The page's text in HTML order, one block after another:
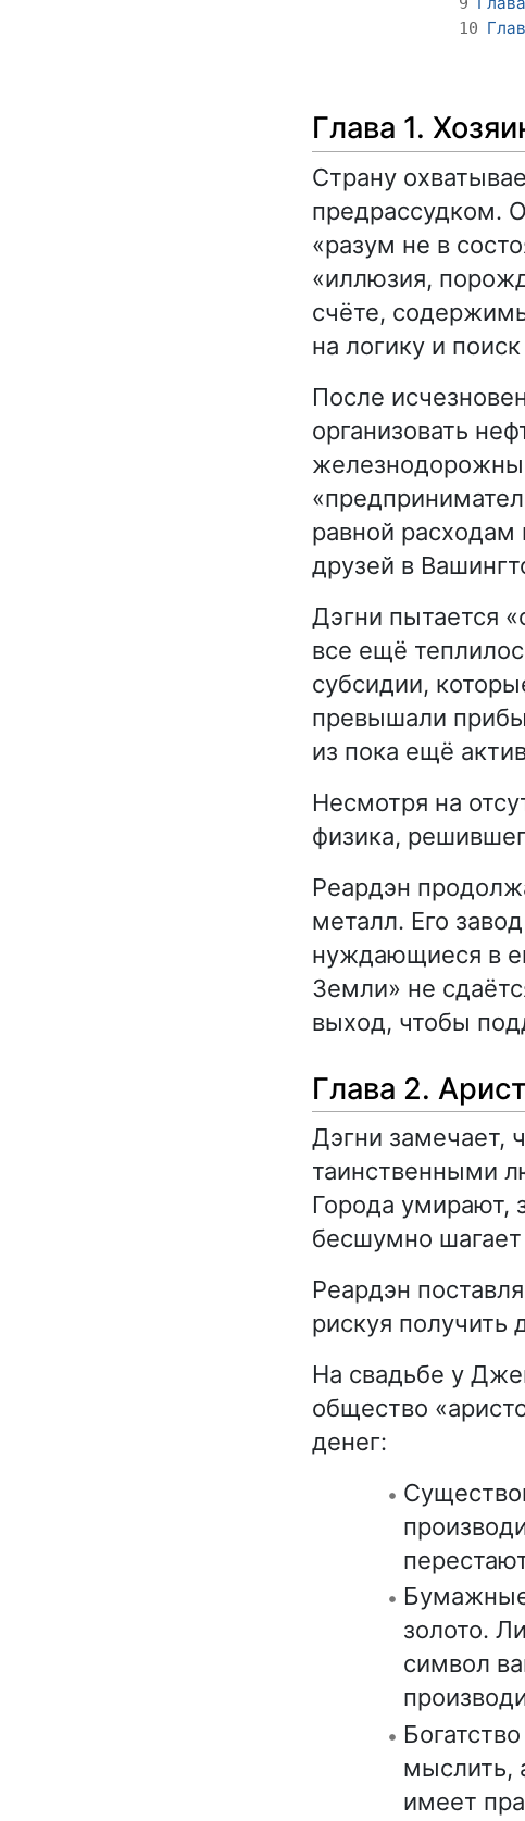
10
Глава 1.
Страну
предрассудком.
«разум не в
«иллюзия,
счёте,
на логику и
После
организовать
равной
друзей в
Дэгни пытается
все ещё
субсидии,
превышали
из пока ещё
Несмотря на
физика,
Реардэн
металл. Его
нуждающиеся в
Земли» не
выход, чтобы
Глава 2.
Дэгни замечает,
таинственными
Города умирают,
бесшумно
Реардэн
рискуя получить
На свадьбе у
общество
денег:
золото.
символ
мыслить,
имеет